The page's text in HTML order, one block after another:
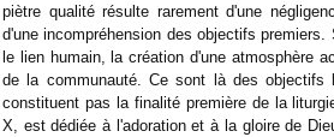
piètre qualité résulte rarement d'une
d'une incompréhension des objectifs
le lien humain, la création d'une atmosphère
de la communauté. Ce sont là des
constituent pas la finalité première de la
X, est dédiée à l'adoration et à la gloire de